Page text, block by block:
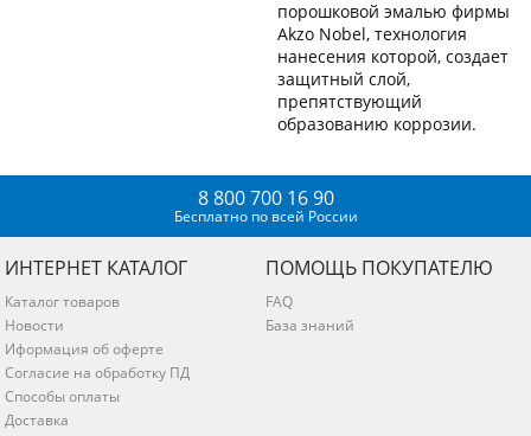
порошковой эмалью фирмы
Akzo Nobel, технология
нанесения которой, создает
защитный слой,
препятствующий
образованию коррозии.
8 800 700 16 90
Бесплатно по всей России
ИНТЕРНЕТ КАТАЛОГ
Каталог товаров
Новости
Иформация об оферте
Согласие на обработку ПД
Способы оплаты
Доставка
ПОМОЩЬ ПОКУПАТЕЛЮ
FAQ
База знаний